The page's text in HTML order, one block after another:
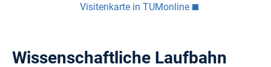
Visitenkarte in TUMonline
Wissenschaftliche Laufbahn